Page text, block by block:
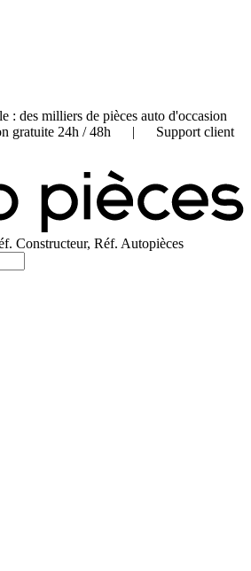
: des milliers de pièces auto d'occasion
24h / 48h | Support client
Constructeur, Réf. Autopièces